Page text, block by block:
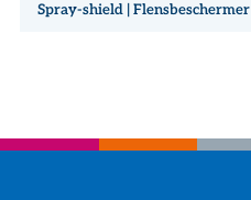
Spray-shield | Flensbeschermer